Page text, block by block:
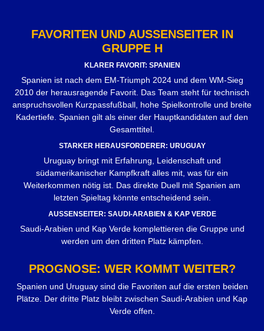
FAVORITEN UND AUSSENSEITER IN G
RUPPE H
KLARER FAVORIT: SPANIEN
Spanien ist nach dem EM-Triumph 2024 und dem WM-Sieg
2010 der herausragende Favorit. Das Team steht für technisch
anspruchsvollen Kurzpassfußball, hohe Spielkontrolle und breite
Kadertiefe. Spanien gilt als einer der Hauptkandidaten auf den
Gesamttitel.
STARKER HERAUSFORDERER: URUGUAY
Uruguay bringt mit Erfahrung, Leidenschaft und
südamerikanischer Kampfkraft alles mit, was für ein
Weiterkommen nötig ist. Das direkte Duell mit Spanien am
letzten Spieltag könnte entscheidend sein.
AUSSENSEITER: SAUDI-ARABIEN & KAP VERDE
Saudi-Arabien und Kap Verde komplettieren die Gruppe und
werden um den dritten Platz kämpfen.
PROGNOSE: WER KOMMT WEITER?
Spanien und Uruguay sind die Favoriten auf die ersten beiden
Plätze. Der dritte Platz bleibt zwischen Saudi-Arabien und Kap
Verde offen.